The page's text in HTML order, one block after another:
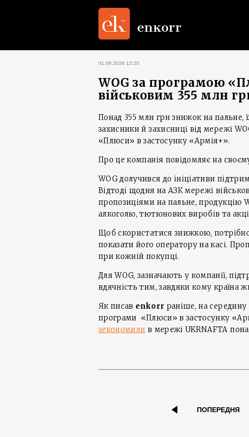
01.06.2026 12:20
WOG за програмою
військовим 355 млн
Понад 355 млн грн знижок на пальне,
захисники й захисниці від мережі
«Плюси» в застосунку «Армія+».
Про це компанія повідомляє на
WOG долучився до ініціативи
Відтоді щодня на АЗК мережі
пропозиціями на пальне, продукцію
алкоголю, тютюнових виробів та
Щоб скористатися знижкою,
показати його оператору на касі.
при кожній покупці.
Для WOG, зазначають у компанії,
вдячність тим, завдяки кому країна
Як писав enkorr раніше, на
програми «Плюси» в застосунку
зекономили в мережі UKRNAFTA
ПОПЕРЕДНЯ